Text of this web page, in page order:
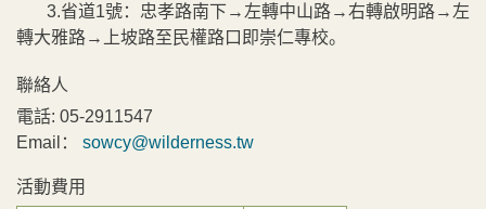
3.省道1號：忠孝路南下→左轉中山路→右轉啟明路→左
轉大雅路→上坡路至民權路口即崇仁專校。
聯絡人
電話: 05-2911547
Email： sowcy@wilderness.tw
活動費用